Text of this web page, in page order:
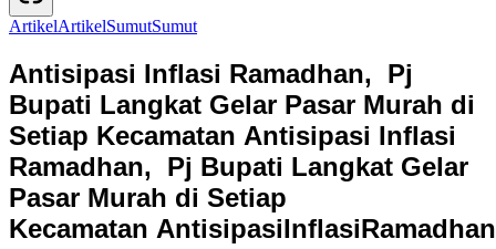
ArtikelArtikelSumutSumut
Antisipasi Inflasi Ramadhan, Pj
Bupati Langkat Gelar Pasar Murah di
Setiap Kecamatan Antisipasi Inflasi
Ramadhan, Pj Bupati Langkat Gelar
Pasar Murah di Setiap
Kecamatan AntisipasiInflasiRamadhan